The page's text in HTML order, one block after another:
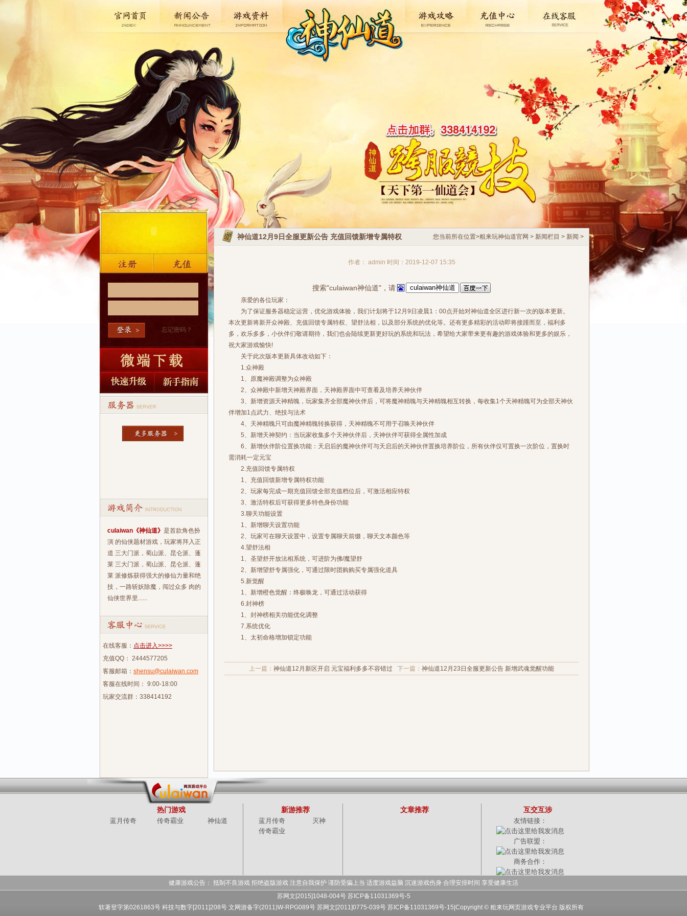
忘记密码？
culaiwan《神仙道》 是首款角色扮
演 的仙侠题材游戏，玩家将拜入正
道 三大门派，蜀山派、昆仑派、蓬
莱 三大门派，蜀山派、昆仑派、蓬
莱 派修炼获得强大的修仙力量和绝
技，一路斩妖除魔，闯过众多 肉的
仙侠世界里......
在线客服： 点击进入>>>>
充值QQ： 2444577205
客服邮箱： shensu@culaiwan.com
客服在线时间： 9:00-18:00
玩家交流群：338414192
您当前所在位置>粗来玩神仙道官网 > 新闻栏目 > 新闻 >
神仙道12月9日全服更新公告 充值回馈新增专属特权
作者： admin 时间：2019-12-07 15:35
搜索"culaiwan神仙道"，请
亲爱的各位玩家：
为了保证服务器稳定运营，优化游戏体验，我们计划将于12月9日凌晨1：00点开始对神仙道全区进行新一次的版本更新。
本次更新将新开众神殿、充值回馈专属特权、望舒法相，以及部分系统的优化等。还有更多精彩的活动即将接踵而至，福利多
多，欢乐多多，小伙伴们敬请期待，我们也会陆续更新更好玩的系统和玩法，希望给大家带来更有趣的游戏体验和更多的娱乐，
祝大家游戏愉快!
关于此次版本更新具体改动如下：
1.众神殿
1、原魔神殿调整为众神殿
2、众神殿中新增天神殿界面，天神殿界面中可查看及培养天神伙伴
3、新增资源天神精魄，玩家集齐全部魔神伙伴后，可将魔神精魄与天神精魄相互转换，每收集1个天神精魄可为全部天神伙
伴增加1点武力、绝技与法术
4、天神精魄只可由魔神精魄转换获得，天神精魄不可用于召唤天神伙伴
5、新增天神契约：当玩家收集多个天神伙伴后，天神伙伴可获得全属性加成
6、新增伙伴阶位置换功能：天启后的魔神伙伴可与天启后的天神伙伴置换培养阶位，所有伙伴仅可置换一次阶位，置换时
需消耗一定元宝
2.充值回馈专属特权
1、充值回馈新增专属特权功能
2、玩家每完成一期充值回馈全部充值档位后，可激活相应特权
3、激活特权后可获得更多特色身份功能
3.聊天功能设置
1、新增聊天设置功能
2、玩家可在聊天设置中，设置专属聊天前缀，聊天文本颜色等
4.望舒法相
1、圣望舒开放法相系统，可进阶为佛/魔望舒
2、新增望舒专属强化，可通过限时团购购买专属强化道具
5.新觉醒
1、新增橙色觉醒：终极唤龙，可通过活动获得
6.封神榜
1、封神榜相关功能优化调整
7.系统优化
1、太初命格增加锁定功能
上一篇： 神仙道12月新区开启 元宝福利多多不容错过 下一篇： 神仙道12月23日全服更新公告 新增武魂觉醒功能
热门游戏
蓝月传奇 传奇霸业 神仙道
新游推荐
蓝月传奇
灭神
传奇霸业
文章推荐 互交互涉
友情链接：
广告联盟：
商务合作：
健康游戏公告： 抵制不良游戏 拒绝盗版游戏 注意自我保护 谨防受骗上当 适度游戏益脑 沉迷游戏伤身 合理安排时间 享受健康生活
苏网文[2015]1048-004号 苏ICP备11031369号-5
软著登字第0261863号 科技与数字[2011]208号 文网游备字(2011)W-RPG089号 苏网文[2011]0775-039号 苏ICP备11031369号-15|Copyright © 粗来玩网页游戏专业平台 版权所有